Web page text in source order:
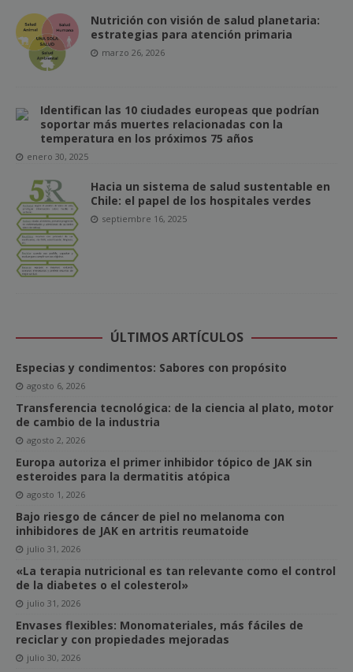
Nutrición con visión de salud planetaria:
estrategias para atención primaria
marzo 26, 2026
Identifican las 10 ciudades europeas que podrían
soportar más muertes relacionadas con la
temperatura en los próximos 75 años
enero 30, 2025
Hacia un sistema de salud sustentable en
Chile: el papel de los hospitales verdes
septiembre 16, 2025
ÚLTIMOS ARTÍCULOS
Especias y condimentos: Sabores con propósito
agosto 6, 2026
Transferencia tecnológica: de la ciencia al plato, motor
de cambio de la industria
agosto 2, 2026
Europa autoriza el primer inhibidor tópico de JAK sin
esteroides para la dermatitis atópica
agosto 1, 2026
Bajo riesgo de cáncer de piel no melanoma con
inhibidores de JAK en artritis reumatoide
julio 31, 2026
«La terapia nutricional es tan relevante como el control
de la diabetes o el colesterol»
julio 31, 2026
Envases flexibles: Monomateriales, más fáciles de
reciclar y con propiedades mejoradas
julio 30, 2026